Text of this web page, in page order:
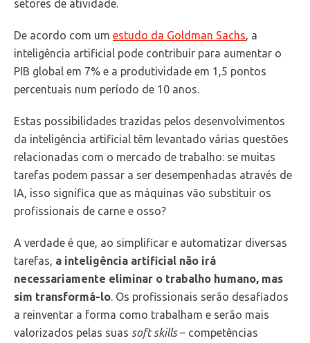
setores de atividade.
De acordo com um estudo da Goldman Sachs , a
inteligência artificial pode contribuir para aumentar o
PIB global em 7% e a produtividade em 1,5 pontos
percentuais num período de 10 anos.
Estas possibilidades trazidas pelos desenvolvimentos
da inteligência artificial têm levantado várias questões
relacionadas com o mercado de trabalho: se muitas
tarefas podem passar a ser desempenhadas através de
IA, isso significa que as máquinas vão substituir os
profissionais de carne e osso?
A verdade é que, ao simplificar e automatizar diversas
tarefas, a inteligência artificial não irá
necessariamente eliminar o trabalho humano, mas
sim transformá-lo . Os profissionais serão desafiados
a reinventar a forma como trabalham e serão mais
valorizados pelas suas soft skills– competências